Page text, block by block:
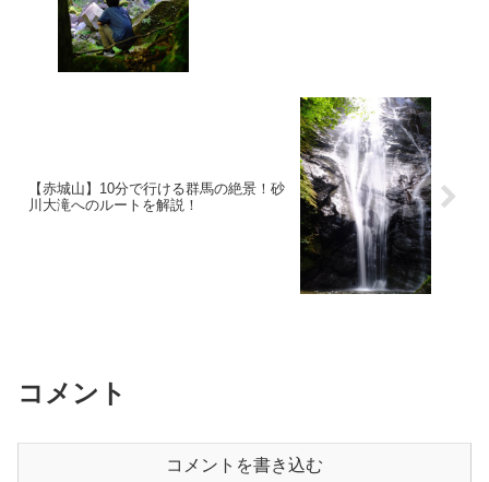
【赤城山】10分で行ける群馬の絶景！砂
川大滝へのルートを解説！
コメント
コメントを書き込む